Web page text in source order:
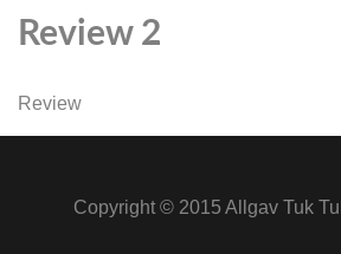
Review 2
Review
Copyright © 2015 Allgav Tuk